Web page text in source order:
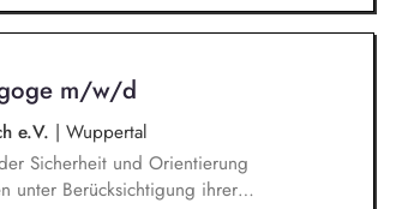
technische Machbarkeit von
entwickeln individuelle Lösungen
die Erstellung von Angeboten,
Komponenten wie Module,
m/w/d
e.V. | Wuppertal
Sicherheit und Orientierung
unter Berücksichtigung ihrer